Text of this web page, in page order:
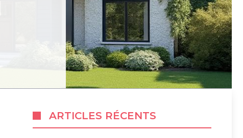
ARTICLES RÉCENTS